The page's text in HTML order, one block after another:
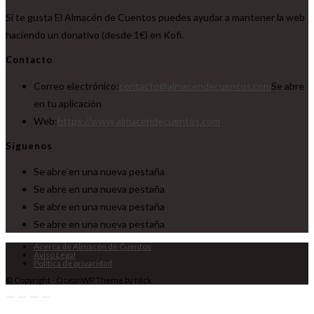
Si te gusta El Almacén de Cuentos puedes ayudar a mantener la web
haciendo un donativo (desde 1€) en Kofi.
Contacto
Correo electrónico:
Se abre
en tu aplicación
Web:
Síguenos
Se abre en una nueva pestaña
Se abre en una nueva pestaña
Se abre en una nueva pestaña
Se abre en una nueva pestaña
Acerca de Almacén de Cuentos
Aviso Legal
Política de privacidad
© Copyright - OceanWP Theme by Nick